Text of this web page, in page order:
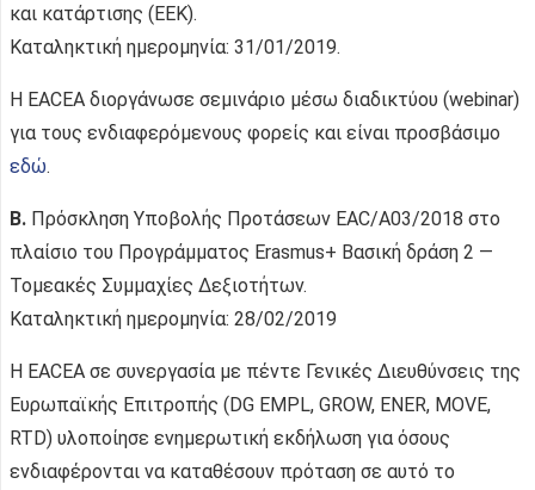
και κατάρτισης (ΕΕΚ).
Καταληκτική ημερομηνία: 31/01/2019.
Η EACEA διοργάνωσε σεμινάριο μέσω διαδικτύου (webinar)
για τους ενδιαφερόμενους φορείς και είναι προσβάσιμο
εδώ.
B. Πρόσκληση Υποβολής Προτάσεων EAC/A03/2018 στο
πλαίσιο του Προγράμματος Erasmus+ Βασική δράση 2 —
Τομεακές Συμμαχίες Δεξιοτήτων.
Καταληκτική ημερομηνία: 28/02/2019
Η EACEA σε συνεργασία με πέντε Γενικές Διευθύνσεις της
Ευρωπαϊκής Επιτροπής (DG EMPL, GROW, ENER, MOVE,
RTD) υλοποίησε ενημερωτική εκδήλωση για όσους
ενδιαφέρονται να καταθέσουν πρόταση σε αυτό το